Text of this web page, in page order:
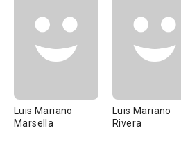
Luis Mariano
Marsella
Luis Mariano
Rivera